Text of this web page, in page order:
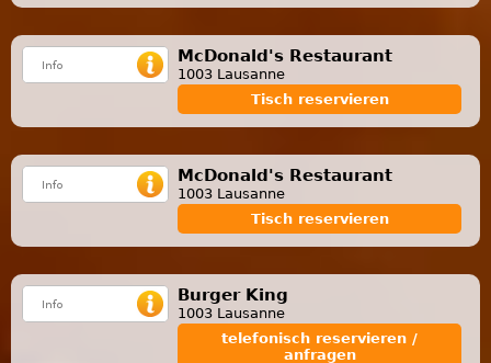
McDonald's Restaurant
1003 Lausanne
Tisch reservieren
McDonald's Restaurant
1003 Lausanne
Tisch reservieren
Burger King
1003 Lausanne
telefonisch reservieren /
anfragen